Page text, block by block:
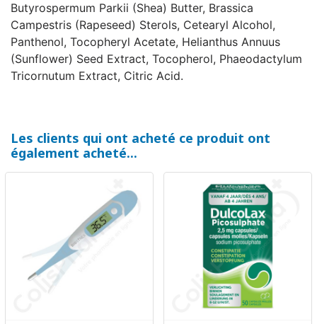
Butyrospermum Parkii (Shea) Butter, Brassica
Campestris (Rapeseed) Sterols, Cetearyl Alcohol,
Panthenol, Tocopheryl Acetate, Helianthus Annuus
(Sunflower) Seed Extract, Tocopherol, Phaeodactylum
Tricornutum Extract, Citric Acid.
Les clients qui ont acheté ce produit ont
également acheté...